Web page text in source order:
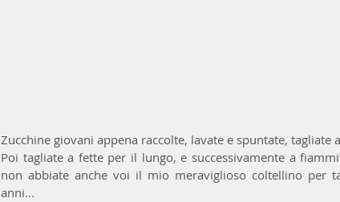
Zucchine giovani appena raccolte, lavate e spuntate, tagliate
Poi tagliate a fette per il lungo, e successivamente a
non abbiate anche voi il mio meraviglioso coltellino per
anni...